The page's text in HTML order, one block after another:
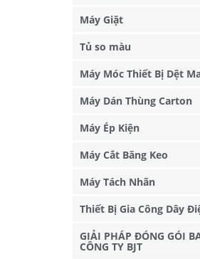
Máy Giặt
Tủ so màu
Máy Móc Thiết Bị Dệt
Máy Dán Thùng Carton
Máy Ép Kiện
Máy Cắt Băng Keo
Máy Tách Nhãn
Thiết Bị Gia Công Dây
GIẢI PHÁP ĐÓNG GÓI
CÔNG TY BJT